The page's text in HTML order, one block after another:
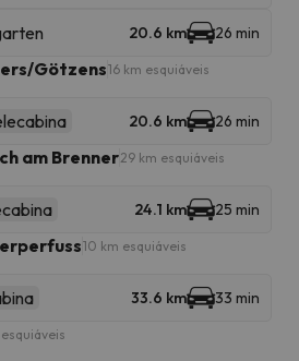
20.6 km 26 min
Götzens16 km esquiáveis
20.6 km 26 min
am Brenner29 km esquiáveis
24.1 km 25 min
10 km esquiáveis
33.6 km 33 min